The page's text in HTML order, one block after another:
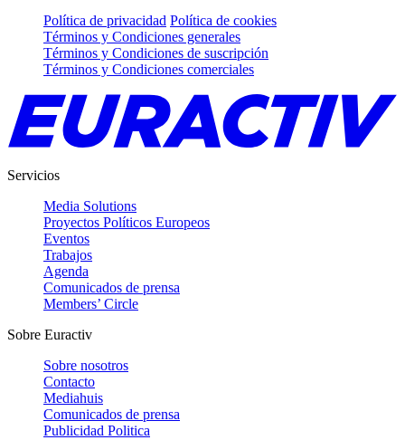
Política de privacidad Política de cookies
Términos y Condiciones generales
Términos y Condiciones de suscripción
Términos y Condiciones comerciales
Servicios
Media Solutions
Proyectos Políticos Europeos
Eventos
Trabajos
Agenda
Comunicados de prensa
Members’ Circle
Sobre Euractiv
Sobre nosotros
Contacto
Mediahuis
Comunicados de prensa
Publicidad Politica